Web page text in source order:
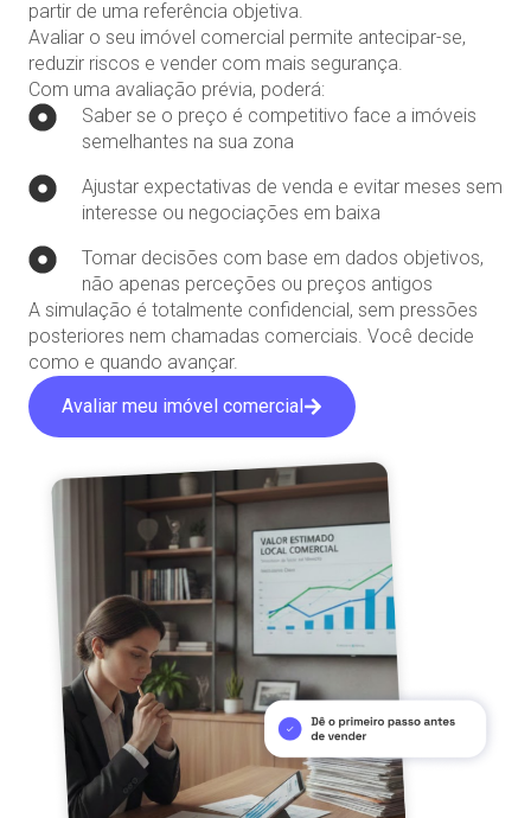
partir de uma referência objetiva.
Avaliar o seu imóvel comercial permite antecipar-se,
reduzir riscos e vender com mais segurança.
Com uma avaliação prévia, poderá:
Saber se o preço é competitivo face a imóveis
semelhantes na sua zona
Ajustar expectativas de venda e evitar meses sem
interesse ou negociações em baixa
Tomar decisões com base em dados objetivos,
não apenas perceções ou preços antigos
A simulação é totalmente confidencial, sem pressões
posteriores nem chamadas comerciais. Você decide
como e quando avançar.
Avaliar meu imóvel comercial